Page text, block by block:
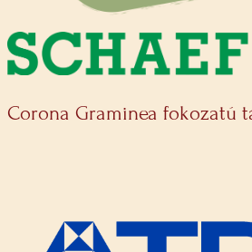
Corona Graminea fokozatú